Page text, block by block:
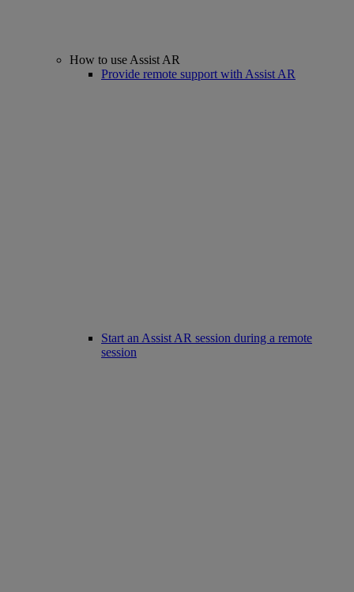
How to use Assist AR
Provide remote support with Assist AR
Start an Assist AR session during a remote
session